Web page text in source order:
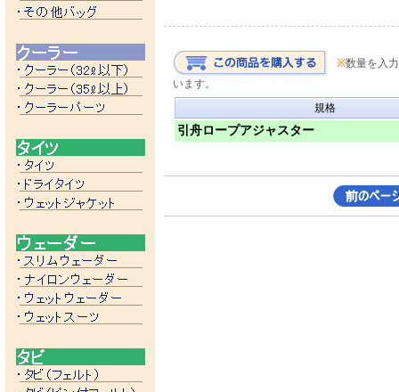
※数量を入
います。
規格
引舟ロープアジャスター